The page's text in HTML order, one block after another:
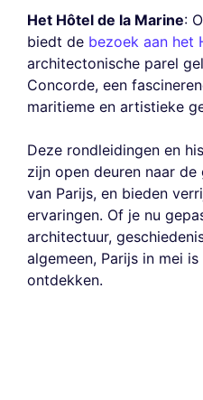
Het Hôtel de la Marine:
biedt de bezoek aan het
architectonische parel
Concorde, een
maritieme en artistieke
Deze rondleidingen en
zijn open deuren naar
van Parijs, en bieden
ervaringen. Of je nu
architectuur,
algemeen, Parijs in mei
ontdekken.